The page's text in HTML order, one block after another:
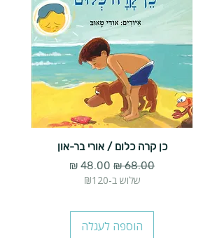
כן קרה כלום / אורי בר-און
מחיר רגיל מחיר מבצע
שלוש ב-₪120
הוספה לעגלה